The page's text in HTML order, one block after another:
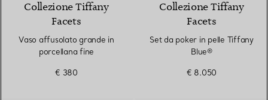
Collezione Tiffany
Facets
Vaso affusolato grande in
porcellana fine
€ 380
Collezione Tiffany
Facets
Set da poker in pelle Tiffany
Blue®
€ 8.050